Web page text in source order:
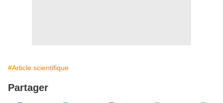
#Article scientifique
Partager